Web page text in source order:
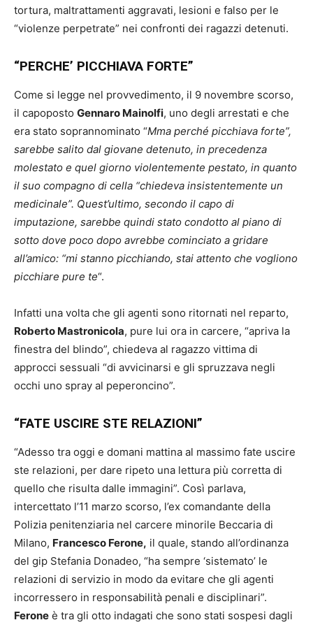
tortura, maltrattamenti aggravati, lesioni e falso per le
“violenze perpetrate” nei confronti dei ragazzi detenuti.
“PERCHE’ PICCHIAVA FORTE”
Come si legge nel provvedimento, il 9 novembre scorso,
il capoposto Gennaro Mainolfi, uno degli arrestati e che
era stato soprannominato “Mma perché picchiava forte”,
sarebbe salito dal giovane detenuto, in precedenza
molestato e quel giorno violentemente pestato, in quanto
il suo compagno di cella “chiedeva insistentemente un
medicinale”. Quest’ultimo, secondo il capo di
imputazione, sarebbe quindi stato condotto al piano di
sotto dove poco dopo avrebbe cominciato a gridare
all’amico: “mi stanno picchiando, stai attento che vogliono
picchiare pure te“.
Infatti una volta che gli agenti sono ritornati nel reparto,
Roberto Mastronicola, pure lui ora in carcere, “apriva la
finestra del blindo”, chiedeva al ragazzo vittima di
approcci sessuali “di avvicinarsi e gli spruzzava negli
occhi uno spray al peperoncino”.
“FATE USCIRE STE RELAZIONI”
“Adesso tra oggi e domani mattina al massimo fate uscire
ste relazioni, per dare ripeto una lettura più corretta di
quello che risulta dalle immagini”. Così parlava,
intercettato l’11 marzo scorso, l’ex comandante della
Polizia penitenziaria nel carcere minorile Beccaria di
Milano, Francesco Ferone, il quale, stando all’ordinanza
del gip Stefania Donadeo, “ha sempre ‘sistemato’ le
relazioni di servizio in modo da evitare che gli agenti
incorressero in responsabilità penali e disciplinari”.
Ferone è tra gli otto indagati che sono stati sospesi dagli